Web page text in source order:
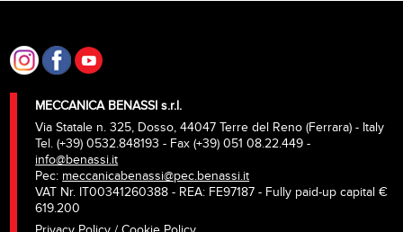
MECCANICA BENASSI s.r.l.
Via Statale n. 325, Dosso, 44047 Terre del Reno (Ferrara) - Italy
Tel. (+39) 0532.848193 - Fax (+39) 051 08.22.449 -
info@benassi.it
Pec: meccanicabenassi@pec.benassi.it
VAT Nr. IT00341260388 - REA: FE97187 - Fully paid-up capital €
619.200